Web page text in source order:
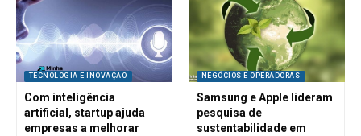
TECNOLOGIA E INOVAÇÃO
Com inteligência
artificial, startup ajuda
empresas a melhorar
NEGÓCIOS E OPERADORAS
Samsung e Apple lideram
pesquisa de
sustentabilidade em